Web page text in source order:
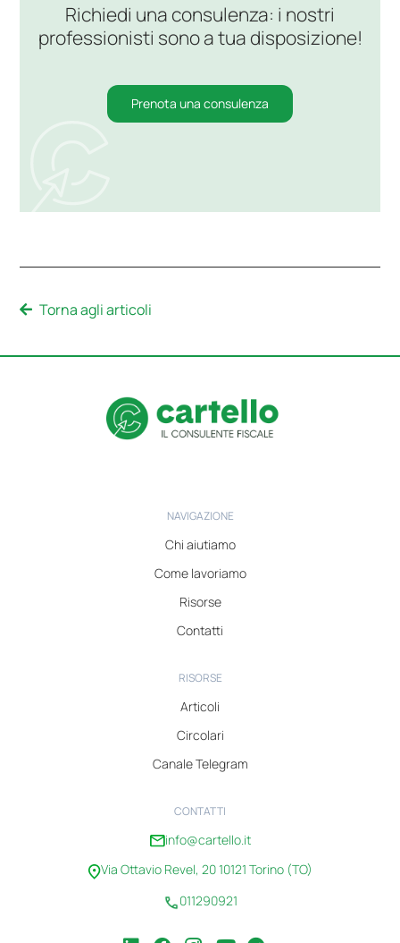
Richiedi una consulenza: i nostri
professionisti sono a tua disposizione!
Prenota una consulenza
Torna agli articoli
NAVIGAZIONE
Chi aiutiamo
Come lavoriamo
Risorse
Contatti
RISORSE
Articoli
Circolari
Canale Telegram
CONTATTI
info@cartello.it
Via Ottavio Revel, 20 10121 Torino (TO)
011290921